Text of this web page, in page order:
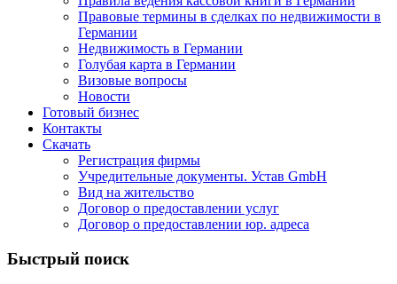
Правовые термины в сделках по недвижимости в
Германии
Недвижимость в Германии
Голубая карта в Германии
Визовые вопросы
Новости
Готовый бизнес
Контакты
Скачать
Регистрация фирмы
Учредительные документы. Устав GmbH
Вид на жительство
Договор о предоставлении услуг
Договор о предоставлении юр. адреса
Быстрый поиск